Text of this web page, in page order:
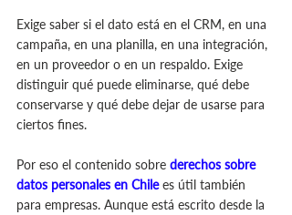
Exige saber si el dato está en el CRM, en una
campaña, en una planilla, en una integración,
en un proveedor o en un respaldo. Exige
distinguir qué puede eliminarse, qué debe
conservarse y qué debe dejar de usarse para
ciertos fines.
Por eso el contenido sobre derechos sobre
datos personales en Chile es útil también
para empresas. Aunque está escrito desde la